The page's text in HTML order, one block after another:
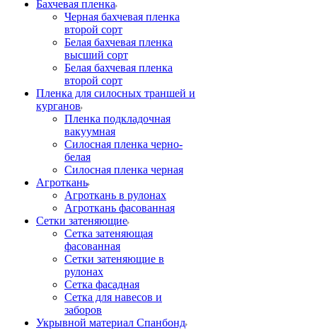
Бахчевая пленка
Черная бахчевая пленка
второй сорт
Белая бахчевая пленка
высший сорт
Белая бахчевая пленка
второй сорт
Пленка для силосных траншей и
курганов
Пленка подкладочная
вакуумная
Силосная пленка черно-
белая
Силосная пленка черная
Агроткань
Агроткань в рулонах
Агроткань фасованная
Сетки затеняющие
Сетка затеняющая
фасованная
Сетки затеняющие в
рулонах
Сетка фасадная
Сетка для навесов и
заборов
Укрывной материал Спанбонд